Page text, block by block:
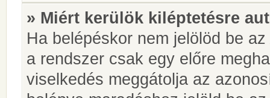
» Miért kerülök kiléptetésre
Ha belépéskor nem jelölöd be az
a rendszer csak egy előre
viselkedés meggátolja az